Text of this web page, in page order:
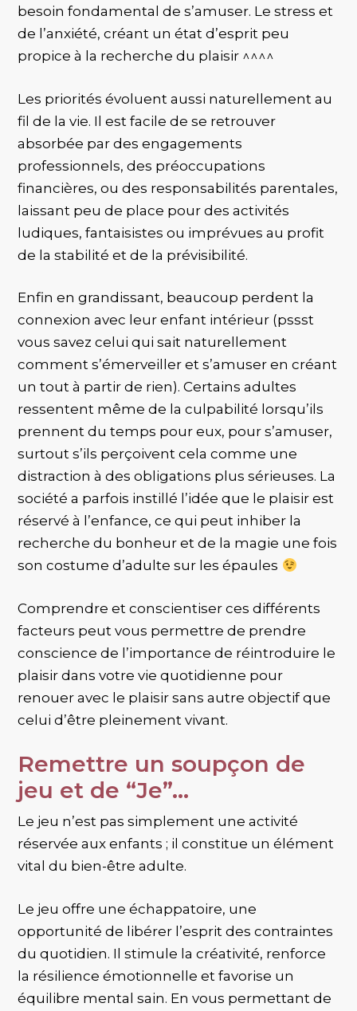
besoin fondamental de s’amuser. Le stress et
de l’anxiété, créant un état d’esprit peu
propice à la recherche du plaisir ^^^^
Les priorités évoluent aussi naturellement au
fil de la vie. Il est facile de se retrouver
absorbée par des engagements
professionnels, des préoccupations
financières, ou des responsabilités parentales,
laissant peu de place pour des activités
ludiques, fantaisistes ou imprévues au profit
de la stabilité et de la prévisibilité.
Enfin en grandissant, beaucoup perdent la
connexion avec leur enfant intérieur (pssst
vous savez celui qui sait naturellement
comment s’émerveiller et s’amuser en créant
un tout à partir de rien). Certains adultes
ressentent même de la culpabilité lorsqu’ils
prennent du temps pour eux, pour s’amuser,
surtout s’ils perçoivent cela comme une
distraction à des obligations plus sérieuses. La
société a parfois instillé l’idée que le plaisir est
réservé à l’enfance, ce qui peut inhiber la
recherche du bonheur et de la magie une fois
son costume d’adulte sur les épaules
Comprendre et conscientiser ces différents
facteurs peut vous permettre de prendre
conscience de l’importance de réintroduire le
plaisir dans votre vie quotidienne pour
renouer avec le plaisir sans autre objectif que
celui d’être pleinement vivant.
Remettre un soupçon de
jeu et de “Je”…
Le jeu n’est pas simplement une activité
réservée aux enfants ; il constitue un élément
vital du bien-être adulte.
Le jeu offre une échappatoire, une
opportunité de libérer l’esprit des contraintes
du quotidien. Il stimule la créativité, renforce
la résilience émotionnelle et favorise un
équilibre mental sain. En vous permettant de